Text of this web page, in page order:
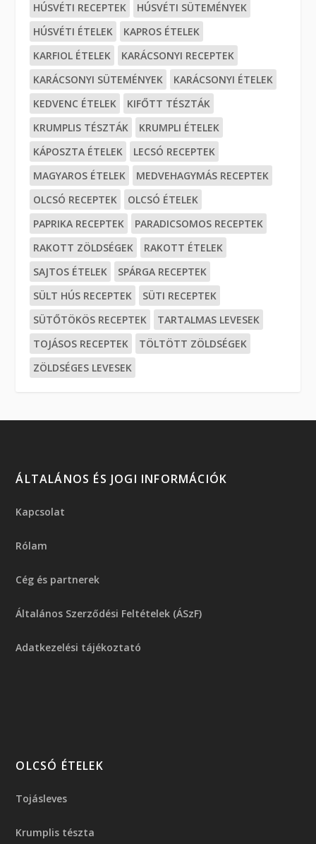
HÚSVÉTI RECEPTEK
HÚSVÉTI SÜTEMÉNYEK
HÚSVÉTI ÉTELEK
KAPROS ÉTELEK
KARFIOL ÉTELEK
KARÁCSONYI RECEPTEK
KARÁCSONYI SÜTEMÉNYEK
KARÁCSONYI ÉTELEK
KEDVENC ÉTELEK
KIFŐTT TÉSZTÁK
KRUMPLIS TÉSZTÁK
KRUMPLI ÉTELEK
KÁPOSZTA ÉTELEK
LECSÓ RECEPTEK
MAGYAROS ÉTELEK
MEDVEHAGYMÁS RECEPTEK
OLCSÓ RECEPTEK
OLCSÓ ÉTELEK
PAPRIKA RECEPTEK
PARADICSOMOS RECEPTEK
RAKOTT ZÖLDSÉGEK
RAKOTT ÉTELEK
SAJTOS ÉTELEK
SPÁRGA RECEPTEK
SÜLT HÚS RECEPTEK
SÜTI RECEPTEK
SÜTŐTÖKÖS RECEPTEK
TARTALMAS LEVESEK
TOJÁSOS RECEPTEK
TÖLTÖTT ZÖLDSÉGEK
ZÖLDSÉGES LEVESEK
ÁLTALÁNOS ÉS JOGI INFORMÁCIÓK
Kapcsolat
Rólam
Cég és partnerek
Általános Szerződési Feltételek (ÁSzF)
Adatkezelési tájékoztató
OLCSÓ ÉTELEK
Tojásleves
Krumplis tészta